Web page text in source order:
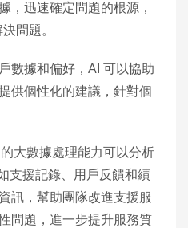
，迅速確定問題的根源，
問題。
數據和偏好，AI 可以協助
供個性化的建議，針對個
大數據處理能力可以分析
支援記錄、用戶反饋和績
訊，幫助團隊改進支援服
問題，進一步提升服務質